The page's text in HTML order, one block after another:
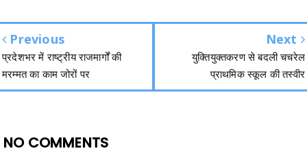
Previous
प्रदेशभर में राष्ट्रीय राजमार्गों की
मरम्मत का काम जोरों पर
Next
युक्तियुक्तकरण से बदली चचरेल
प्राथमिक स्कूल की तस्वीर
NO COMMENTS